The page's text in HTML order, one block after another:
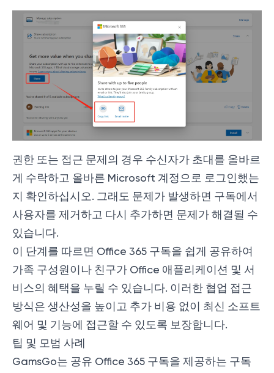
권한 또는 접근 문제의 경우 수신자가 초대를 올바르
게 수락하고 올바른 Microsoft 계정으로 로그인했는
지 확인하십시오. 그래도 문제가 발생하면 구독에서
사용자를 제거하고 다시 추가하면 문제가 해결될 수
있습니다.
이 단계를 따르면 Office 365 구독을 쉽게 공유하여
가족 구성원이나 친구가 Office 애플리케이션 및 서
비스의 혜택을 누릴 수 있습니다. 이러한 협업 접근
방식은 생산성을 높이고 추가 비용 없이 최신 소프트
웨어 및 기능에 접근할 수 있도록 보장합니다.
팁 및 모범 사례
GamsGo는 공유 Office 365 구독을 제공하는 구독